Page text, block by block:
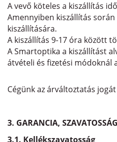
A vevő köteles a kiszállítás
Amennyiben kiszállítás
kiszállítására.
A kiszállítás 9-17 óra között
A Smartoptika a kiszállítást
átvételi és fizetési módoknál
Cégünk az árváltoztatás
3. GARANCIA, SZAVATOSSÁG
3.1. Kellékszavatosság